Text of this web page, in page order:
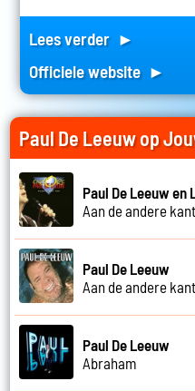
Lees verder ►
Officiele website ►
Paul De Leeuw op
Paul De Leeuw
Aan de andere
Paul De Leeuw
Aan de andere
Paul De Leeuw
Abraham